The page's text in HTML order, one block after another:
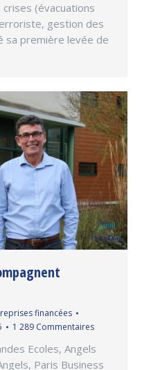
(évacuations
gestion des
sa première levée de
financées
1 289 Commentaires
Ecoles, Angels
Paris Business